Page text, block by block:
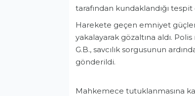
tarafından kundaklandığı tespit
Harekete geçen emniyet
yakalayarak gözaltına aldı.
G.B., savcılık sorgusunun
gönderildi.
Mahkemece tutuklanmasına